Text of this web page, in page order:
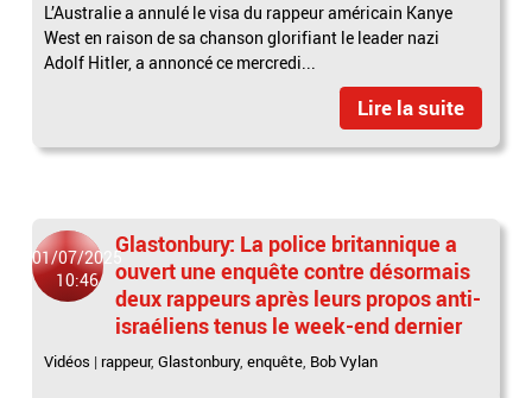
L’Australie a annulé le visa du rappeur américain Kanye
West en raison de sa chanson glorifiant le leader nazi
Adolf Hitler, a annoncé ce mercredi...
Lire la suite
01/07/2025
10:46
Glastonbury: La police britannique a
ouvert une enquête contre désormais
deux rappeurs après leurs propos anti-
israéliens tenus le week-end dernier
Vidéos | rappeur,Glastonbury,enquête, Bob Vylan